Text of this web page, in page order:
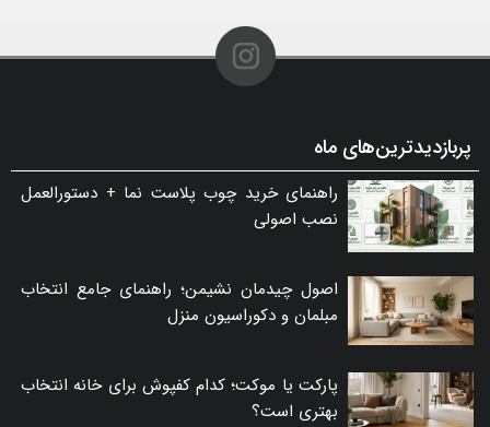
پربازدیدترین‌های ماه
راهنمای خرید چوب پلاست نما + دستورالعمل
نصب اصولی
اصول چیدمان نشیمن؛ راهنمای جامع انتخاب
مبلمان و دکوراسیون منزل
پارکت یا موکت؛ کدام کفپوش برای خانه انتخاب
بهتری است؟